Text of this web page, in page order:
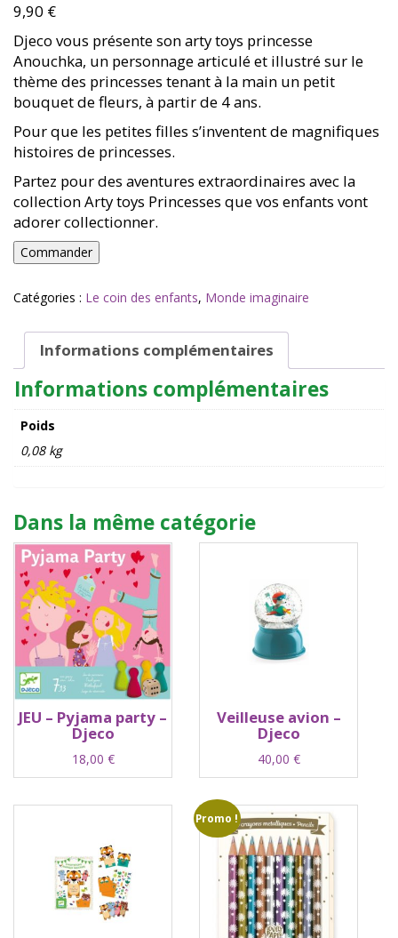
9,90 €
Djeco vous présente son arty toys princesse
Anouchka, un personnage articulé et illustré sur le
thème des princesses tenant à la main un petit
bouquet de fleurs, à partir de 4 ans.
Pour que les petites filles s’inventent de magnifiques
histoires de princesses.
Partez pour des aventures extraordinaires avec la
collection Arty toys Princesses que vos enfants vont
adorer collectionner.
quantité
de
TOYS
Anouchka
Djeco
Commander
Catégories : Le coin des enfants, Monde imaginaire
Informations complémentaires
Informations complémentaires
Poids
0,08 kg
Dans la même catégorie
JEU – Pyjama party –
Djeco
18,00 €
Veilleuse avion –
Djeco
40,00 €
Promo !